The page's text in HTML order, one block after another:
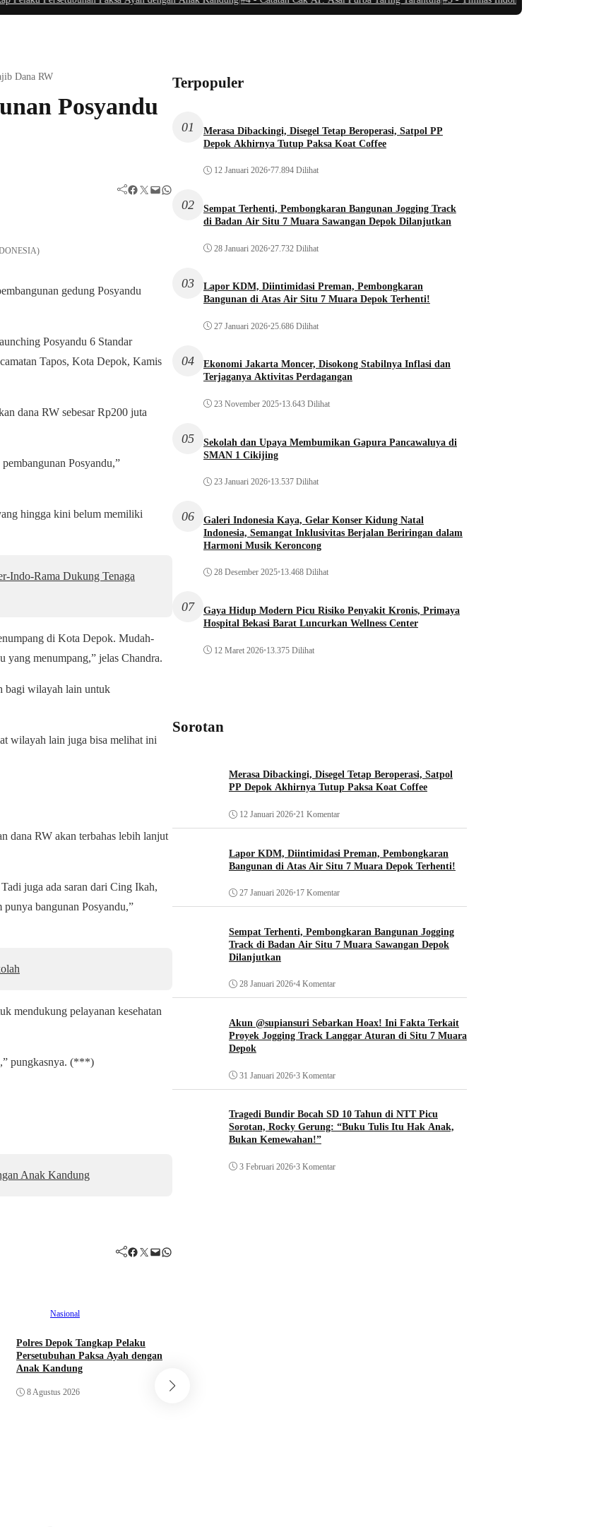
Dana RW
Posyandu
Facebook Twitter Mail WhatsApp
gedung Posyandu
Posyandu 6 Standar
Tapos, Kota Depok, Kamis
dana RW sebesar Rp200 juta
Posyandu,”
hingga kini belum memiliki
Indo-Rama Dukung Tenaga
di Kota Depok. Mudah-
yang menumpang,” jelas Chandra.
bagi wilayah lain untuk
wilayah lain juga bisa melihat ini
dana RW akan terbahas lebih lanjut
juga ada saran dari Cing Ikah,
bangunan Posyandu,”
mendukung pelayanan kesehatan
pungkasnya. (***)
Anak Kandung
Facebook Twitter Mail WhatsApp
Nasional
Polres Depok Tangkap Pelaku
Persetubuhan Paksa Ayah dengan
Anak Kandung
8 Agustus 2026
Terpopuler
01
Merasa Dibackingi, Disegel Tetap Beroperasi, Satpol PP
Depok Akhirnya Tutup Paksa Koat Coffee
12 Januari 2026•77.894 Dilihat
02
Sempat Terhenti, Pembongkaran Bangunan Jogging Track
di Badan Air Situ 7 Muara Sawangan Depok Dilanjutkan
28 Januari 2026•27.732 Dilihat
03
Lapor KDM, Diintimidasi Preman, Pembongkaran
Bangunan di Atas Air Situ 7 Muara Depok Terhenti!
27 Januari 2026•25.686 Dilihat
04
Ekonomi Jakarta Moncer, Disokong Stabilnya Inflasi dan
Terjaganya Aktivitas Perdagangan
23 November 2025•13.643 Dilihat
05
Sekolah dan Upaya Membumikan Gapura Pancawaluya di
SMAN 1 Cikijing
23 Januari 2026•13.537 Dilihat
06
Galeri Indonesia Kaya, Gelar Konser Kidung Natal
Indonesia, Semangat Inklusivitas Berjalan Beriringan dalam
Harmoni Musik Keroncong
28 Desember 2025•13.468 Dilihat
07
Gaya Hidup Modern Picu Risiko Penyakit Kronis, Primaya
Hospital Bekasi Barat Luncurkan Wellness Center
12 Maret 2026•13.375 Dilihat
Sorotan
Merasa Dibackingi, Disegel Tetap Beroperasi, Satpol
PP Depok Akhirnya Tutup Paksa Koat Coffee
12 Januari 2026•21 Komentar
Lapor KDM, Diintimidasi Preman, Pembongkaran
Bangunan di Atas Air Situ 7 Muara Depok Terhenti!
27 Januari 2026•17 Komentar
Sempat Terhenti, Pembongkaran Bangunan Jogging
Track di Badan Air Situ 7 Muara Sawangan Depok
Dilanjutkan
28 Januari 2026•4 Komentar
Akun @supiansuri Sebarkan Hoax! Ini Fakta Terkait
Proyek Jogging Track Langgar Aturan di Situ 7 Muara
Depok
31 Januari 2026•3 Komentar
Tragedi Bundir Bocah SD 10 Tahun di NTT Picu
Sorotan, Rocky Gerung: “Buku Tulis Itu Hak Anak,
Bukan Kemewahan!”
3 Februari 2026•3 Komentar